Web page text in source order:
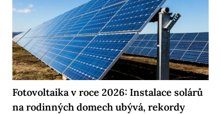
Fotovoltaika v roce 2026: Instalace solárů
na rodinných domech ubývá, rekordy